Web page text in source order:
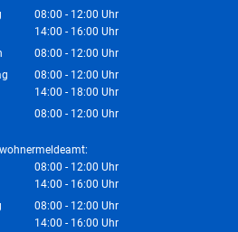
Von 14:00 bis 16:00 Uhr
08:00 - 12:00 Uhr
Von 08:00 bis 12:00 Uhr
14:00 - 16:00 Uhr
Von 14:00 bis 16:00 Uhr
08:00 - 12:00 Uhr
Von 08:00 bis 12:00 Uhr
08:00 - 12:00 Uhr
Von 08:00 bis 12:00 Uhr
14:00 - 18:00 Uhr
Von 14:00 bis 18:00 Uhr
08:00 - 12:00 Uhr
08:00 - 12:00 Uhr
Von 08:00 bis 12:00 Uhr
14:00 - 16:00 Uhr
Von 14:00 bis 16:00 Uhr
08:00 - 12:00 Uhr
Von 08:00 bis 12:00 Uhr
14:00 - 16:00 Uhr